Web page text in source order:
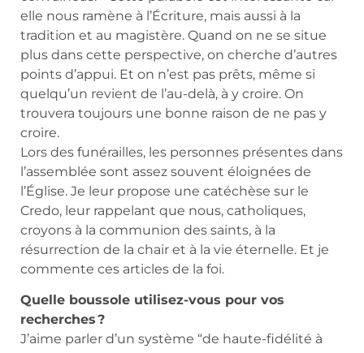
elle nous ramène à l’Écriture, mais aussi à la
tradition et au magistère. Quand on ne se situe
plus dans cette perspective, on cherche d’autres
points d’appui. Et on n’est pas prêts, même si
quelqu’un revient de l’au-delà, à y croire. On
trouvera toujours une bonne raison de ne pas y
croire.
Lors des funérailles, les personnes présentes dans
l’assemblée sont assez souvent éloignées de
l’Église. Je leur propose une catéchèse sur le
Credo, leur rappelant que nous, catholiques,
croyons à la communion des saints, à la
résurrection de la chair et à la vie éternelle. Et je
commente ces articles de la foi.
Quelle boussole utilisez-vous pour vos
recherches ?
J’aime parler d’un système “de haute-fidélité à